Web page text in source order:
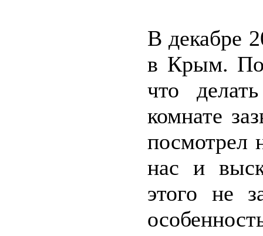
В декабре
в Крым.
что
комнате
посмотрел
нас и
этого не